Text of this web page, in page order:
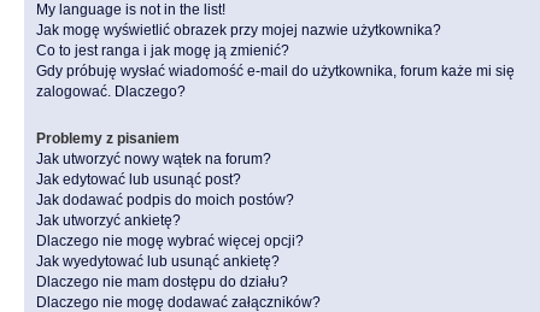
My language is not in the list!
Jak mogę wyświetlić obrazek przy mojej nazwie użytkownika?
Co to jest ranga i jak mogę ją zmienić?
Gdy próbuję wysłać wiadomość e-mail do użytkownika, forum każe mi się
zalogować. Dlaczego?
Problemy z pisaniem
Jak utworzyć nowy wątek na forum?
Jak edytować lub usunąć post?
Jak dodawać podpis do moich postów?
Jak utworzyć ankietę?
Dlaczego nie mogę wybrać więcej opcji?
Jak wyedytować lub usunąć ankietę?
Dlaczego nie mam dostępu do działu?
Dlaczego nie mogę dodawać załączników?